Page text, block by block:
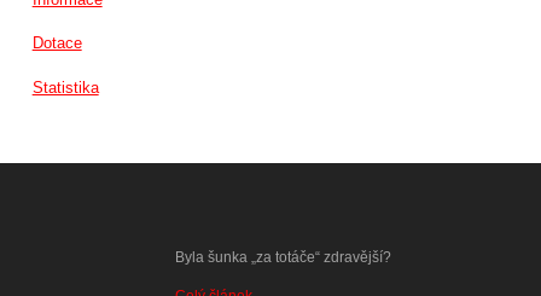
Dotace
Statistika
Byla šunka „za totáče“ zdravější?